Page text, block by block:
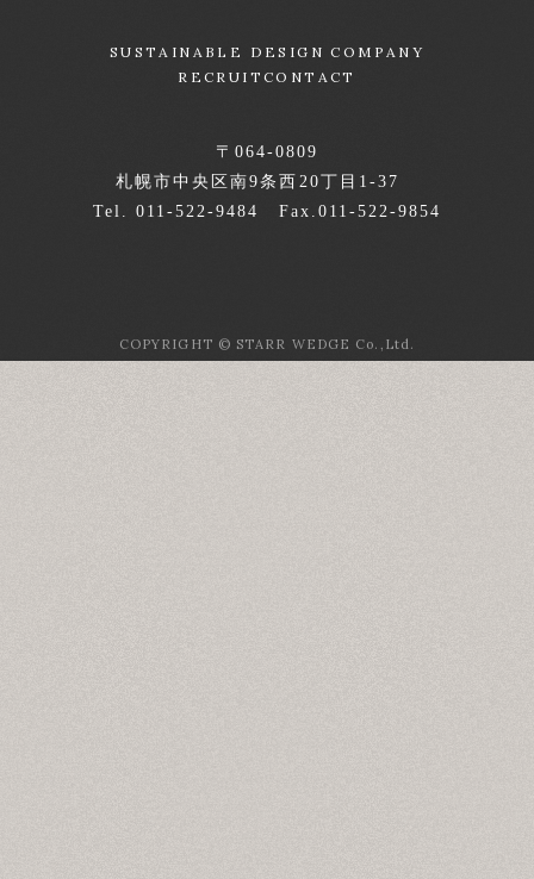
SUSTAINABLE DESIGN COMPANY
RECRUIT CONTACT
〒064-0809
札幌市中央区南9条西20丁目1-37
Tel. 011-522-9484 Fax.011-522-9854
COPYRIGHT © STARR WEDGE Co.,Ltd.